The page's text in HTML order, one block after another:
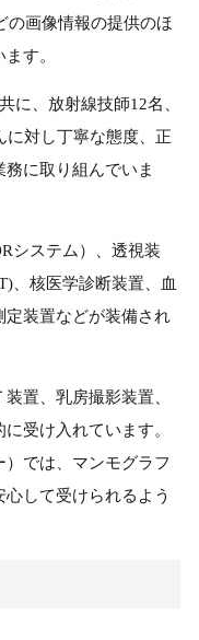
の画像情報の提供のほ
す。
に、放射線技師12名、
に対し丁寧な態度、正
に取り組んでいま
システム）、透視装
、核医学診断装置、血
定装置などが装備され
置、乳房撮影装置、
受け入れています。
では、マンモグラフ
して受けられるよう